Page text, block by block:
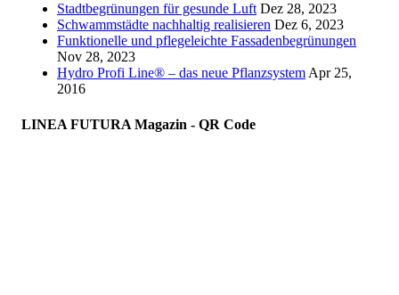
Stadtbegrünungen für gesunde Luft Dez 28, 2023
Schwammstädte nachhaltig realisieren Dez 6, 2023
Funktionelle und pflegeleichte Fassadenbegrünungen
Nov 28, 2023
Hydro Profi Line® – das neue Pflanzsystem Apr 25,
2016
LINEA FUTURA Magazin - QR Code